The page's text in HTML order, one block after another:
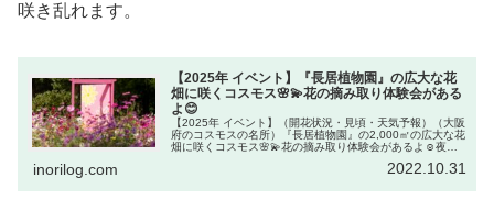
咲き乱れます。
【2025年 イベント】『長居植物園』の広大な花
畑に咲くコスモス🌸💫花の摘み取り体験会がある
よ😊
【2025年 イベント】（開花状況・見頃・天気予報）（大阪
府のコスモスの名所）『長居植物園』の2,000㎡の広大な花
畑に咲くコスモス🌸💫花の摘み取り体験会があるよ☺️夜に
inorilog.com 2022.10.31